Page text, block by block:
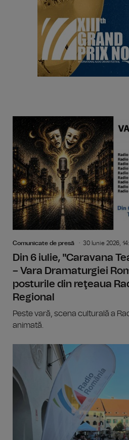
Comunicate de presă 30 Iunie 2026,
Din 6 iulie, "Caravana
– Vara Dramaturgiei
posturile din reţeaua
Regional
Peste vară, scena culturală a
animată.